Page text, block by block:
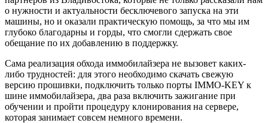
о нужности и актуальности бесключевого запуска на эти
машины, но и оказали практическую помощь, за что мы им
глубоко благодарны и горды, что смогли сдержать свое
обещание по их добавлению в поддержку.
Сама реализация обхода иммобилайзера не вызовет каких-
либо трудностей: для этого необходимо скачать свежую
версию прошивки, подключить только порты IMMO-KEY к
шине иммобилайзера, два раза включить зажигание при
обучении и пройти процедуру клонирования на сервере,
которая занимает совсем немного времени.